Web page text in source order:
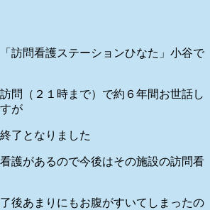
訪問看護ステーションひなた」小谷で
問（２１時まで）で約６年間お世話し
が
了となりました
護があるので今後はその施設の訪問看
後あまりにもお腹がすいてしまったの